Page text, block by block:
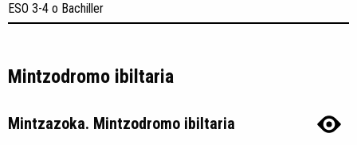
ESO 3-4 o Bachiller
Mintzodromo ibiltaria
Mintzazoka. Mintzodromo ibiltaria